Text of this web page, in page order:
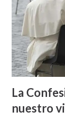
La
nuestro